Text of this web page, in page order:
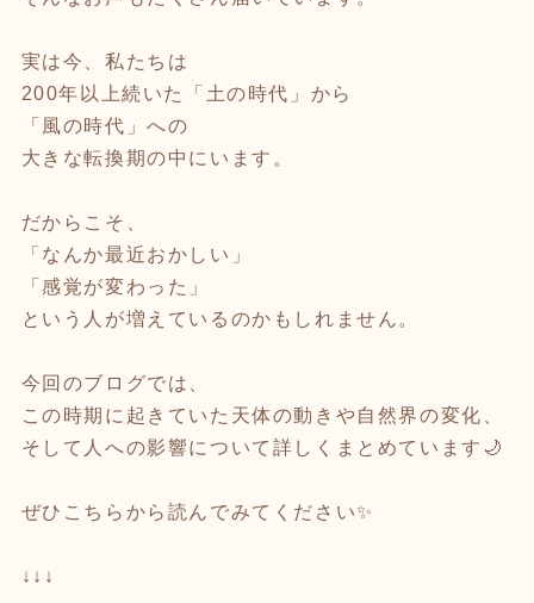
実は今、私たちは
200年以上続いた「土の時代」から
「風の時代」への
大きな転換期の中にいます。
だからこそ、
「なんか最近おかしい」
「感覚が変わった」
という人が増えているのかもしれません。
今回のブログでは、
この時期に起きていた天体の動きや自然界の変化、
そして人への影響について詳しくまとめています🌙
ぜひこちらから読んでみてください✨
↓↓↓